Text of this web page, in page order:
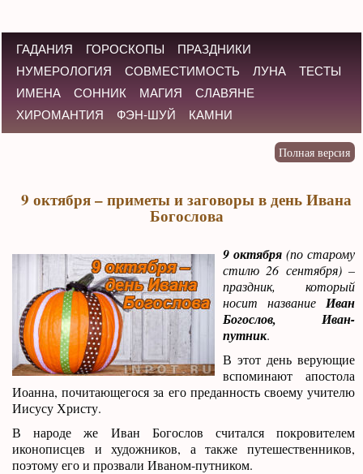
ГАДАНИЯ ГОРОСКОПЫ
ПРАЗДНИКИ
НУМЕРОЛОГИЯ
СОВМЕСТИМОСТЬ ЛУНА
ТЕСТЫ
ИМЕНА
СОННИК МАГИЯ
СЛАВЯНЕ
ХИРОМАНТИЯ
ФЭН-ШУЙ КАМНИ
9 октября – приметы и заговоры в день Ивана
Богослова
9 октября (по старому
стилю 26 сентября) –
праздник, который
носит название Иван
Богослов, Иван-
путник.
В этот день верующие
вспоминают апостола
Иоанна, почитающегося за его преданность своему учителю
Иисусу Христу.
В народе же Иван Богослов считался покровителем
иконописцев и художников, а также путешественников,
поэтому его и прозвали Иваном-путником.